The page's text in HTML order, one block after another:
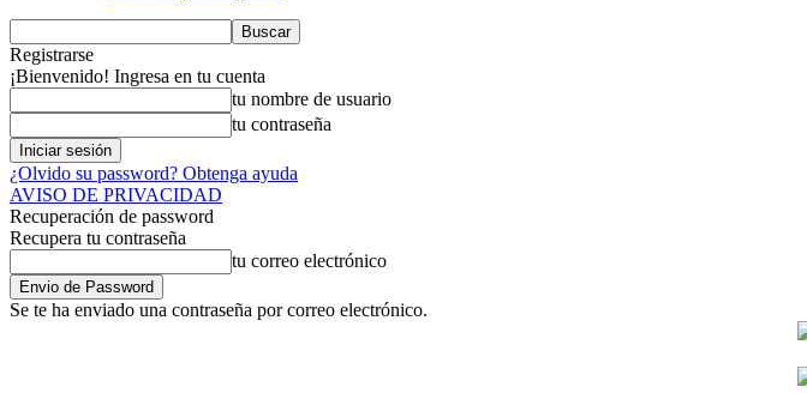
Registrarse
¡Bienvenido! Ingresa en tu cuenta
tu nombre de usuario
tu contraseña
¿Olvido su password? Obtenga ayuda
AVISO DE PRIVACIDAD
Recuperación de password
Recupera tu contraseña
tu correo electrónico
Se te ha enviado una contraseña por correo electrónico.